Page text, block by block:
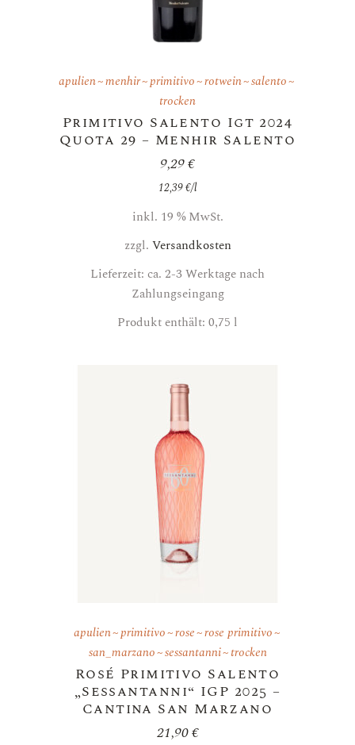
apulien menhir primitivo rotwein salento
trocken
Primitivo Salento Igt 2024
Quota 29 – Menhir Salento
9,29€
12,39€/l
inkl. 19 % MwSt.
zzgl. Versandkosten
Lieferzeit: ca. 2-3 Werktage nach
Zahlungseingang
Produkt enthält: 0,75 l
apulien primitivo rose rose primitivo
san_marzano sessantanni trocken
Rosé Primitivo Salento
„Sessantanni“ IGP 2025 –
Cantina San Marzano
21,90€